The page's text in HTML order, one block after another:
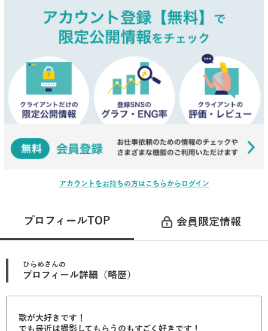
アカウントをお持ちの方はこちらからログイン
プロフィールTOP 会員限定情報
ひらめ さんの
プロフィール詳細（略歴）
歌が大好きです！
でも最近は撮影してもらうのもすごく好きです！